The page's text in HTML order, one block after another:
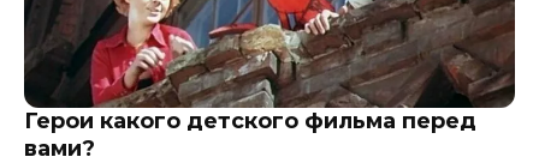
Герои какого детского фильма перед
вами?